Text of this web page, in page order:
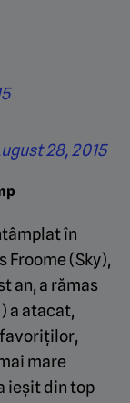
28, 2015
în
Froome (Sky),
an, a rămas
a atacat,
mare
ieșit din top